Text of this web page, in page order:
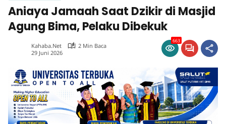
Aniaya Jamaah Saat Dzikir di Masjid
Agung Bima, Pelaku Dibekuk
Kahaba.net
2 Min Baca
29 Juni 2026
663